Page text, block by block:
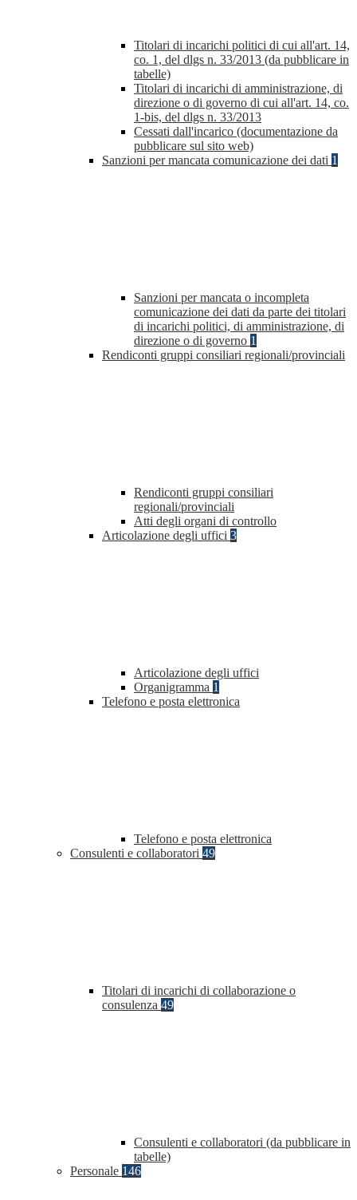
Titolari di incarichi politici di cui all'art. 14,
co. 1, del dlgs n. 33/2013 (da pubblicare in
tabelle)
Titolari di incarichi di amministrazione, di
direzione o di governo di cui all'art. 14, co.
1-bis, del dlgs n. 33/2013
Cessati dall'incarico (documentazione da
pubblicare sul sito web)
Sanzioni per mancata comunicazione dei dati 1
Sanzioni per mancata o incompleta
comunicazione dei dati da parte dei titolari
di incarichi politici, di amministrazione, di
direzione o di governo 1
Rendiconti gruppi consiliari regionali/provinciali
Rendiconti gruppi consiliari
regionali/provinciali
Atti degli organi di controllo
Articolazione degli uffici 3
Articolazione degli uffici
Organigramma 1
Telefono e posta elettronica
Telefono e posta elettronica
Consulenti e collaboratori 49
Titolari di incarichi di collaborazione o
consulenza 49
Consulenti e collaboratori (da pubblicare in
tabelle)
Personale 146